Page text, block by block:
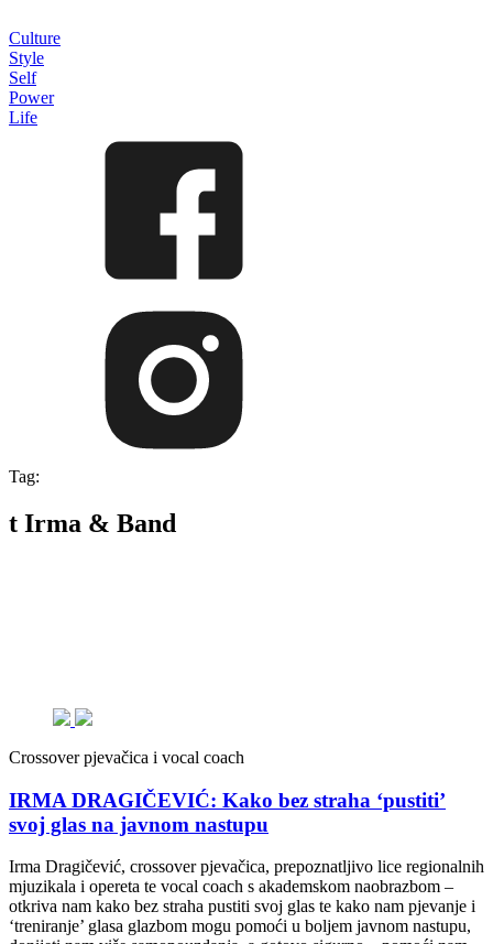
Culture
Style
Self
Power
Life
Tag:
t Irma & Band
Crossover pjevačica i vocal coach
IRMA DRAGIČEVIĆ: Kako bez straha ‘pustiti’
svoj glas na javnom nastupu
Irma Dragičević, crossover pjevačica, prepoznatljivo lice regionalnih
mjuzikala i opereta te vocal coach s akademskom naobrazbom –
otkriva nam kako bez straha pustiti svoj glas te kako nam pjevanje i
‘treniranje’ glasa glazbom mogu pomoći u boljem javnom nastupu,